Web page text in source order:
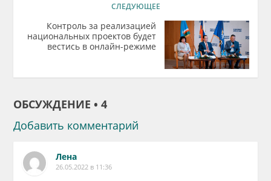
СЛЕДУЮЩЕЕ
Контроль за реализацией
национальных проектов будет
вестись в онлайн-режиме
ОБСУЖДЕНИЕ • 4
Добавить комментарий
Лена
26.05.2022 в 11:36